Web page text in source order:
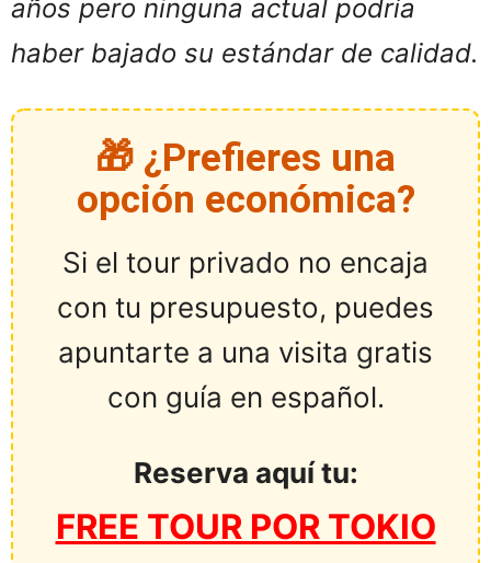
años pero ninguna actual podría
haber bajado su estándar de calidad.
🎁 ¿Prefieres una
opción económica?
Si el tour privado no encaja
con tu presupuesto, puedes
apuntarte a una visita gratis
con guía en español.
Reserva aquí tu:
FREE TOUR POR TOKIO